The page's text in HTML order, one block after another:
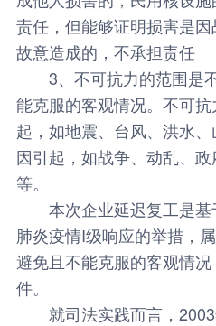
责任，但能够证明损害是
故意造成的，不承担责任
3、不可抗力的范围是
能克服的客观情况。不可
起，如地震、台风、洪水
因引起，如战争、动乱、
等。
本次企业延迟复工是基
肺炎疫情I级响应的举措，
避免且不能克服的客观情
件。
就司法实践而言，2003